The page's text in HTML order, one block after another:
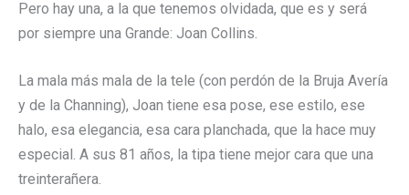
Pero hay una, a la que tenemos olvidada, que es y será
por siempre una Grande: Joan Collins.
La mala más mala de la tele (con perdón de la Bruja Avería
y de la Channing), Joan tiene esa pose, ese estilo, ese
halo, esa elegancia, esa cara planchada, que la hace muy
especial. A sus 81 años, la tipa tiene mejor cara que una
treinterañera.